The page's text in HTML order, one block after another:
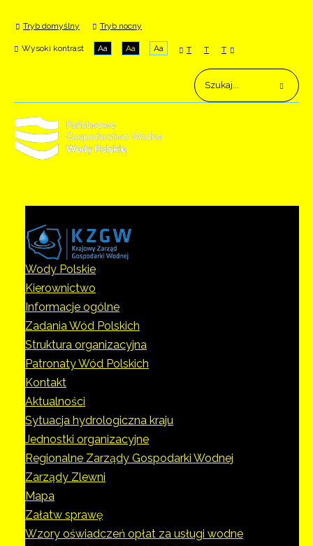
Tryb domyślny Tryb nocny
Wysoki kontrast Aa Aa Aa T T T
Wody Polskie
Kierownictwo
Informacje ogólne
Zadania Wód Polskich
Struktura organizacyjna
Patronaty Wód Polskich
Kontakt
Aktualności
Sytuacja hydrologiczna kraju
Jednostki organizacyjne
Regionalne Zarządy Gospodarki Wodnej
Zarządy Zlewni
Mapa
Załatw sprawę
Wzory oświadczeń opłat za usługi wodne